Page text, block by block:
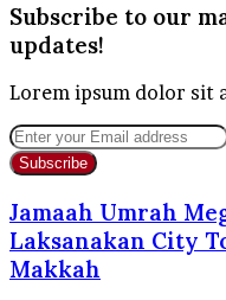
Subscribe to our
updates!
Lorem ipsum dolor sit
Enter
your
Email
address
Jamaah Umrah
Laksanakan City
Makkah